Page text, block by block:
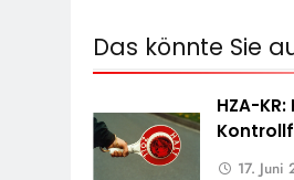
Das könnte Sie
HZA-
17. Juni